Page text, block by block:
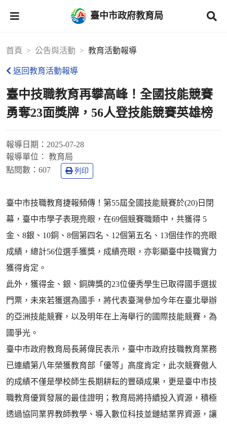
臺中市政府教育局
首頁 公告與活動 教育活動報導
返回教育活動報導
臺中技職教育再攀高峰！全國技能競賽
勇奪23面獎牌，56人登技能競賽英雄榜
報導日期： 2025-07-28
報導單位：
教育局
點閱數： 607 列印
臺中市技職教育捷報頻傳！第55屆全國技能競賽於(20)日閉
幕，臺中市學子表現亮眼，在69個競賽職類中，共獲得 5
金、8銀、10銅、8個第四名、12個第五名、13個佳作的亮眼
成績，總計56位選手獲獎，成績亮眼，亦彰顯臺中技職實力
獲得肯定。
此外，獲得金、銀、銅牌獎的23位優秀學生已取得國手選拔
門票，未來若獲選為國手，將代表臺灣參加今年在臺北舉辦
的亞洲技能競賽，以及明年在上海舉行的國際技能競賽，為
國爭光。
臺中市政府教育局長蔣偉民表示，臺中市政府技職教育業務
已連續第八年榮獲教育部「優等」高度肯定，此次競賽傲人
的成績不僅是學校師生長期耕耘的豐碩成果，更是臺中市技
職教育優質發展的最佳證明；教育局將持續投入資源，積極
透過協同業界教師教學、導入數位科技並鏈結業界資源，讓